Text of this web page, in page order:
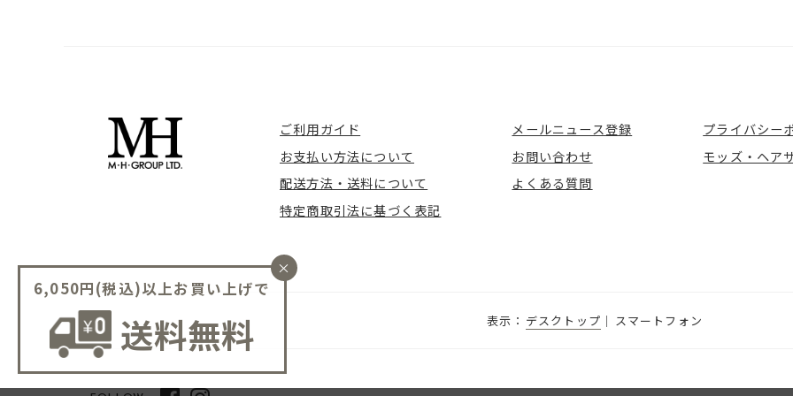
6,050円(税込)以上お買い上げで
送料無料
×
ご利用ガイド
お支払い方法について
配送方法・送料について
特定商取引法に基づく表記
メールニュース登録
お問い合わせ
よくある質問
プライバシー
モッズ・ヘア
デスクトップ スマートフォン